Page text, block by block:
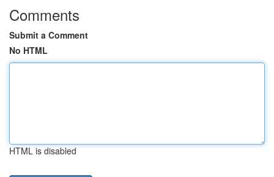
Comments
Submit a Comment
No HTML
HTML is disabled